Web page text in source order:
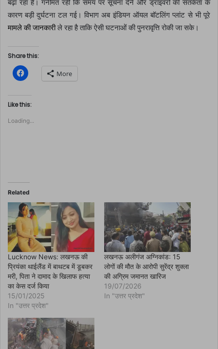
बढ़ा रहा है। गनीमत रही कि समय पर सूचना देने और ड्राइवरों की सतर्कता के
कारण बड़ी दुर्घटना टल गई। विभाग अब इंडियन ऑयल बॉटलिंग प्लांट से भी पूरे
मामले की जानकारीले रहा है ताकि ऐसी घटनाओं की पुनरावृत्ति रोकी जा सके।
Share this:
C
l
k
t
o
h
b
o
k
(
O
n
s
i
n
n
e
w
w
i
n
d
o
)
More
Like this:
Loading...
Related
Lucknow News: लखनऊ की
प्रियंका थाईलैंड में बाथटब में डूबकर
मरी, पिता ने दामाद के खिलाफ हत्या
का केस दर्ज किया
15/01/2025
In "उत्तर प्रदेश"
लखनऊ अलीगंज अग्निकांड: 15
लोगों की मौत के आरोपी सुरेंद्र शुक्ला
की अग्रिम जमानत खारिज
19/07/2026
In "उत्तर प्रदेश"